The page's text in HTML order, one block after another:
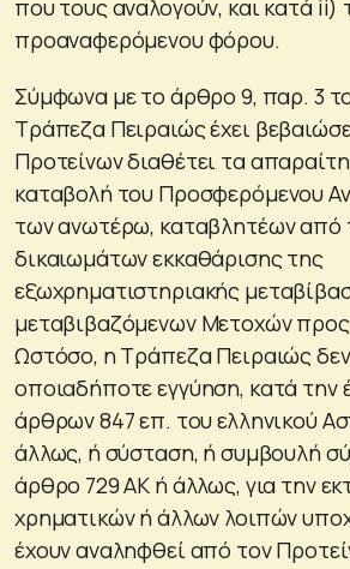
που τους αναλογούν, και κατά
προαναφερόμενου φόρου.
Σύμφωνα με το άρθρο 9, παρ. 3
Τράπεζα Πειραιώς έχει
Προτείνων διαθέτει τα
καταβολή του Προσφερόμενου
των ανωτέρω, καταβλητέων από
δικαιωμάτων εκκαθάρισης της
εξωχρηματιστηριακής
μεταβιβαζόμενων Μετοχών
Ωστόσο, η Τράπεζα Πειραιώς
οποιαδήποτε εγγύηση, κατά την
άρθρων 847 επ. του ελληνικού
άλλως, ή σύσταση, ή συμβουλή
άρθρο 729 ΑΚ ή άλλως, για την
χρηματικών ή άλλων λοιπών
έχουν αναληφθεί από τον